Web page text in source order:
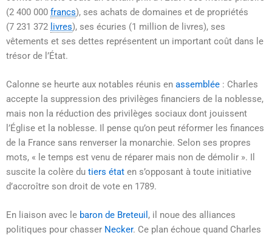
(2 400 000 francs), ses achats de domaines et de propriétés
(7 231 372 livres), ses écuries (1 million de livres), ses
vêtements et ses dettes représentent un important coût dans le
trésor de l’État.
Calonne se heurte aux notables réunis en assemblée : Charles
accepte la suppression des privilèges financiers de la noblesse,
mais non la réduction des privilèges sociaux dont jouissent
l’Église et la noblesse. Il pense qu’on peut réformer les finances
de la France sans renverser la monarchie. Selon ses propres
mots, « le temps est venu de réparer mais non de démolir ». Il
suscite la colère du tiers état en s’opposant à toute initiative
d’accroître son droit de vote en 1789.
En liaison avec le baron de Breteuil , il noue des alliances
politiques pour chasser Necker. Ce plan échoue quand Charles